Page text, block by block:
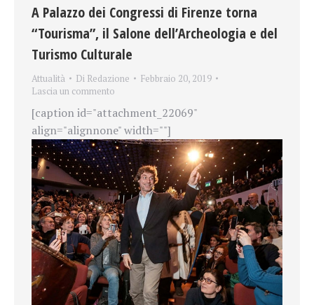
A Palazzo dei Congressi di Firenze torna
“Tourisma”, il Salone dell’Archeologia e del
Turismo Culturale
Attualità Di Redazione
Febbraio 20, 2019
Lascia un commento
[caption id="attachment_22069"
align="alignnone" width=""]